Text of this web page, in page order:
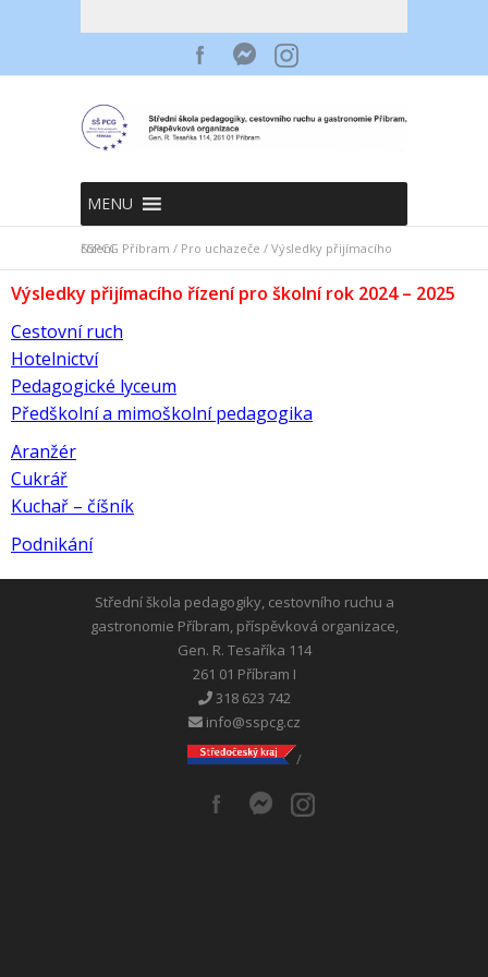
MENU
SSPCG Příbram / Pro uchazeče /
Výsledky přijímacího řízení
Výsledky přijímacího řízení pro školní rok 2024 – 2025
Cestovní ruch
Hotelnictví
Pedagogické lyceum
Předškolní a mimoškolní pedagogika
Aranžér
Cukrář
Kuchař – číšník
Podnikání
Střední škola pedagogiky, cestovního ruchu a
gastronomie Příbram, příspěvková organizace,
Gen. R. Tesaříka 114
261 01 Příbram I
318 623 742
info@sspcg.cz
/